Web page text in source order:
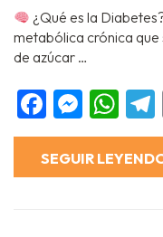
¿Qué es la
metabólica crónica
de azúcar …
SEGUIR